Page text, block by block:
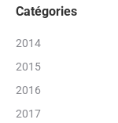
Catégories
2014
2015
2016
2017